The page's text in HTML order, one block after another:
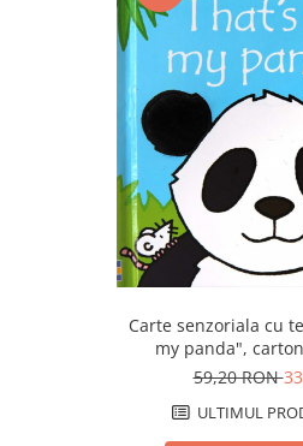
Carte senzoriala cu
my panda",
59,20 RON
ULTIMUL